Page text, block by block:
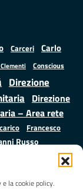
la cookie policy.
Carceri
Carlo
Conscious
Direzione
Direzione
– Area rete
Francesco
Russo
Mauro
Misure